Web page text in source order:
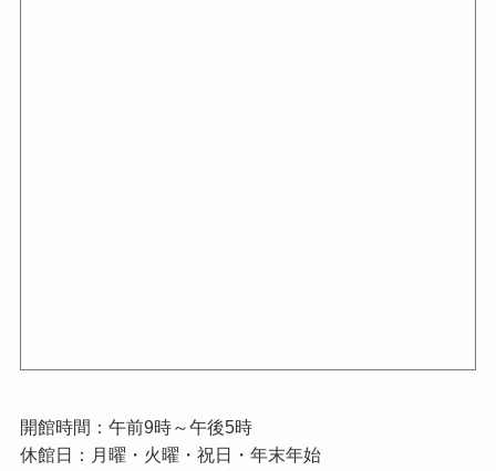
開館時間：午前9時～午後5時
休館日：月曜・火曜・祝日・年末年始